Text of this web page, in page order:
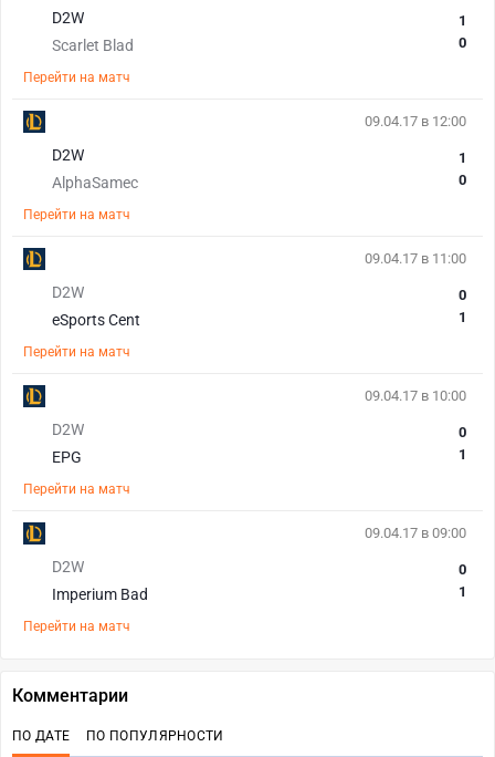
D2W
Scarlet Blad
1
0
Перейти на матч
09.04.17 в 12:00
D2W
AlphaSamec
1
0
Перейти на матч
09.04.17 в 11:00
D2W
eSports Cent
0
1
Перейти на матч
09.04.17 в 10:00
D2W
EPG
0
1
Перейти на матч
09.04.17 в 09:00
D2W
Imperium Bad
0
1
Перейти на матч
Комментарии
ПО ДАТЕ ПО ПОПУЛЯРНОСТИ